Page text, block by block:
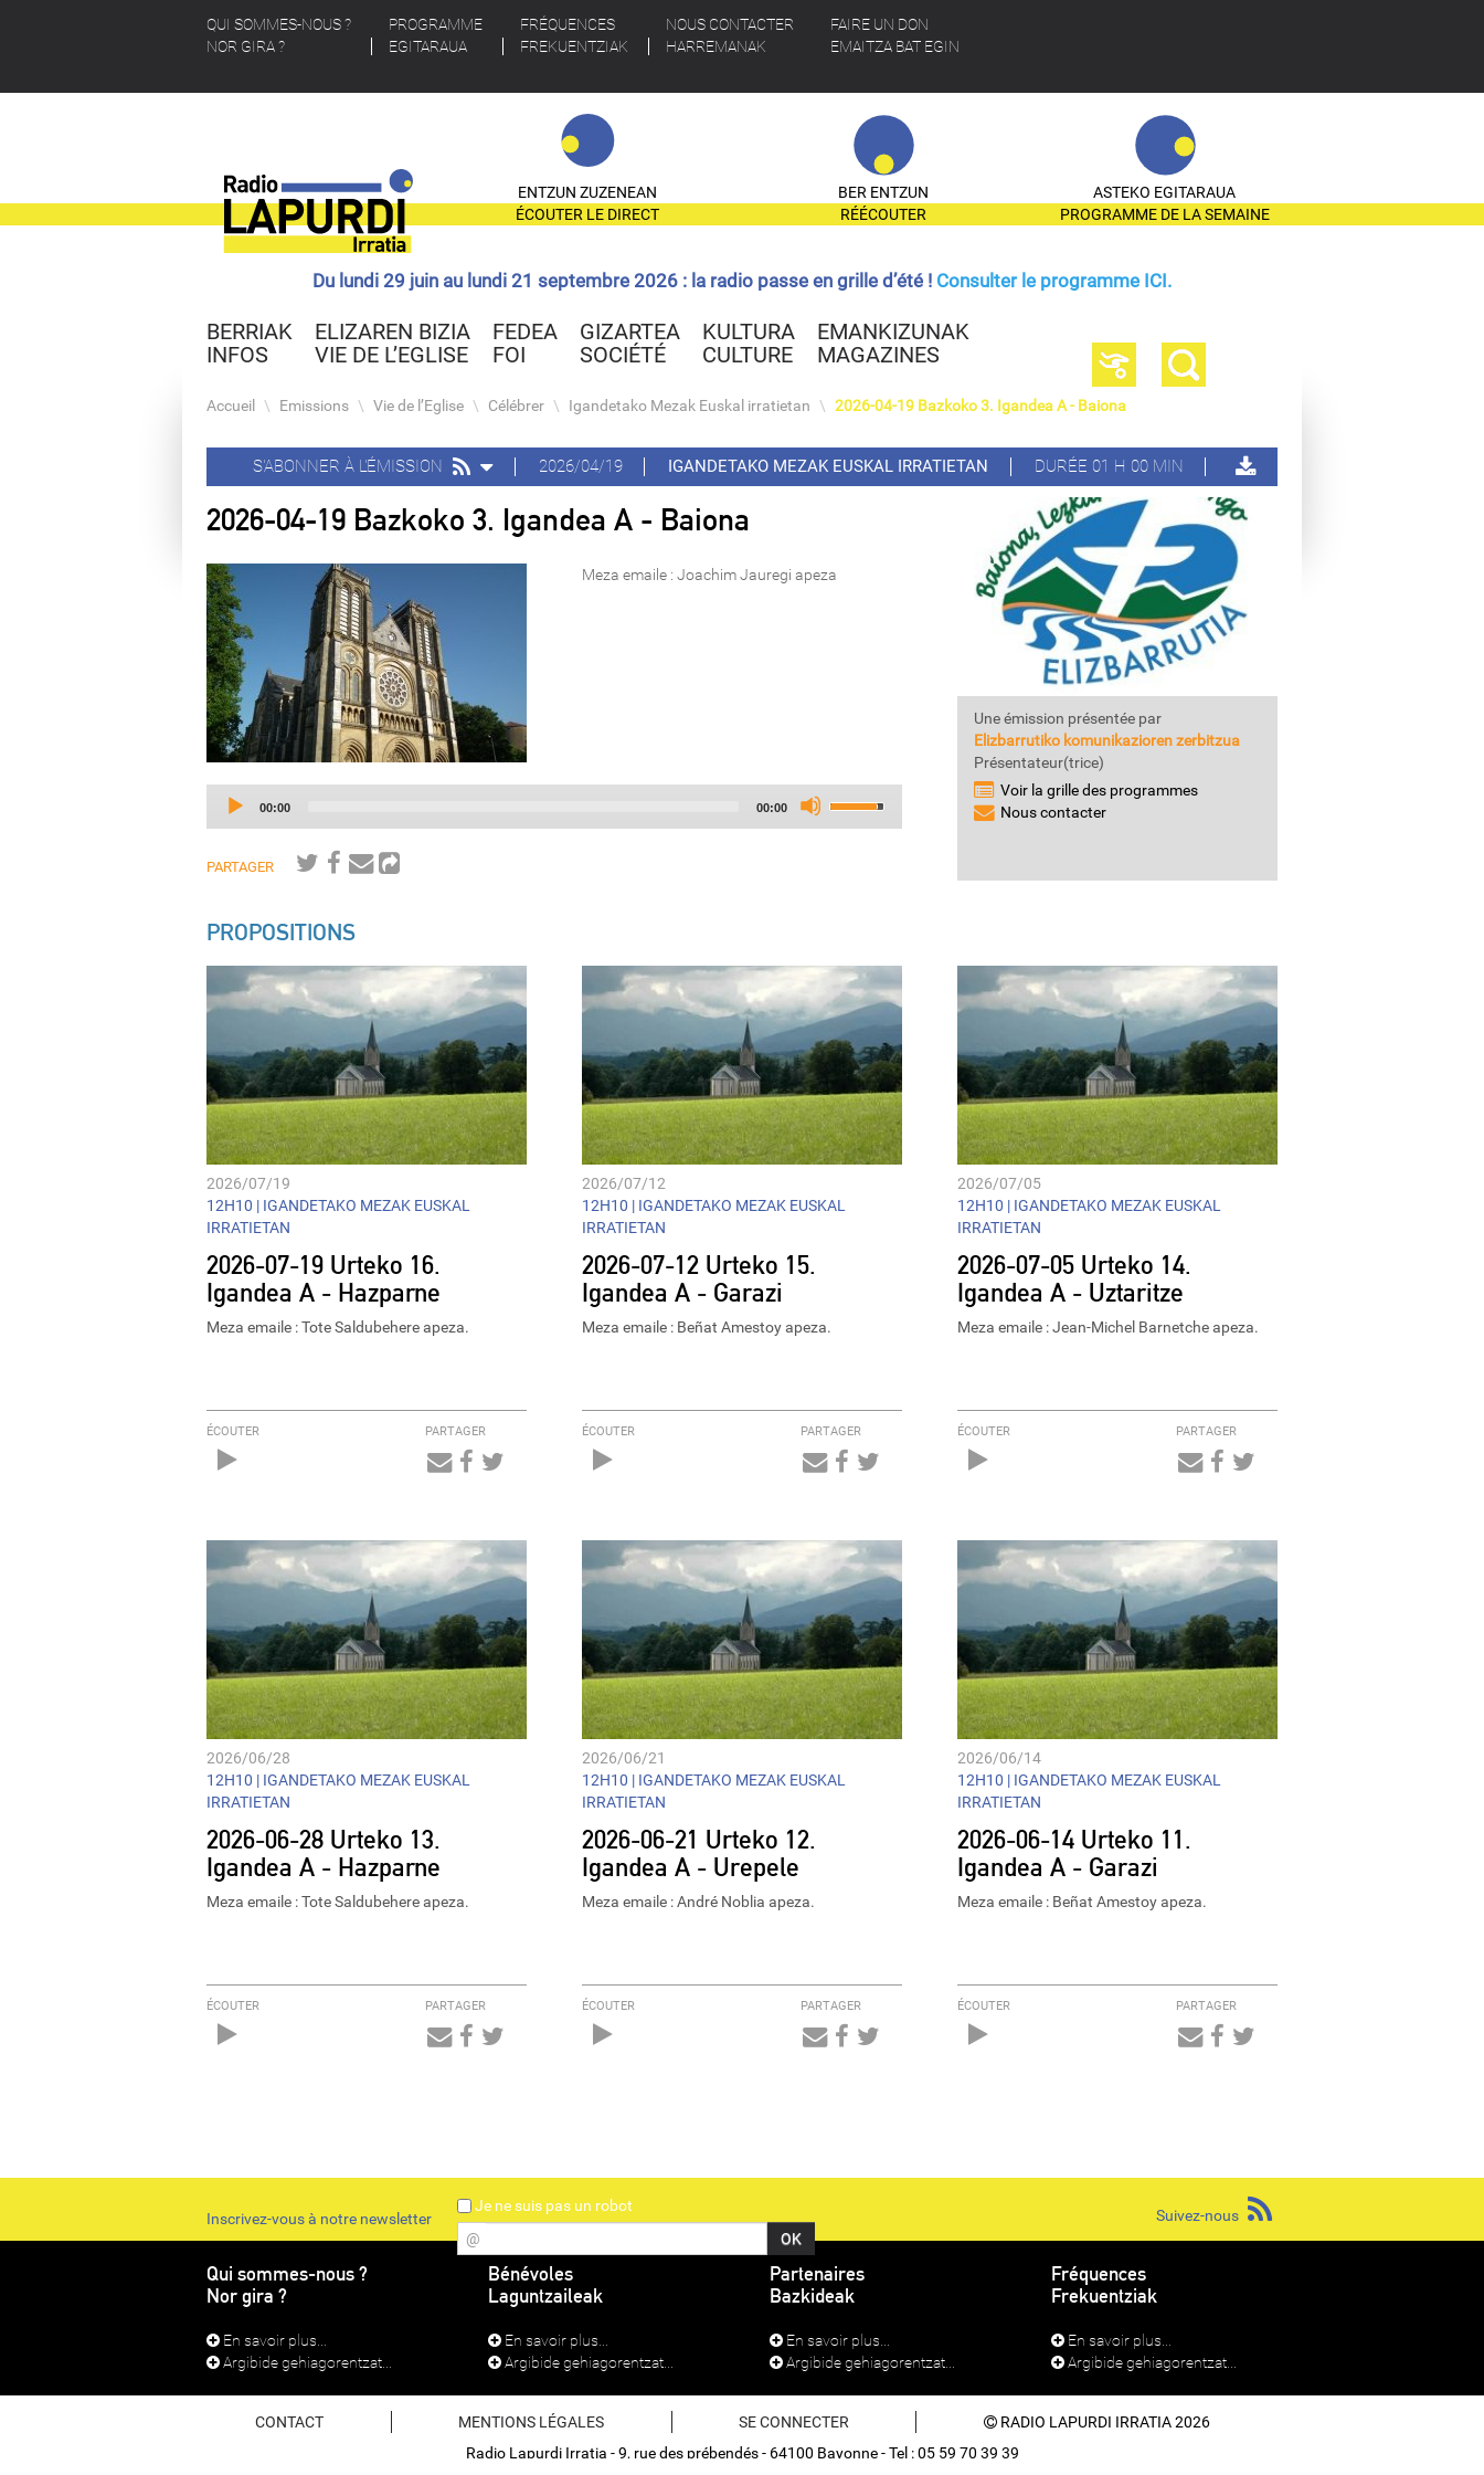
QUI SOMMES-NOUS ?
NOR GIRA ?
PROGRAMME
EGITARAUA
FRÉQUENCES
FREKUENTZIAK
NOUS CONTACTER
HARREMANAK
FAIRE UN DON
EMAITZA BAT EGIN
ENTZUN ZUZENEAN
ÉCOUTER LE DIRECT
BER ENTZUN
RÉÉCOUTER
ASTEKO EGITARAUA
PROGRAMME DE LA SEMAINE
Du lundi 29 juin au lundi 21 septembre 2026 : la radio passe en grille d’été ! Consulter le programme ICI.
BERRIAK
INFOS
ELIZAREN BIZIA
VIE DE L’EGLISE
FEDEA
FOI
GIZARTEA
SOCIÉTÉ
KULTURA
CULTURE
EMANKIZUNAK
MAGAZINES
Accueil \ Emissions \ Vie de l’Eglise \ Célébrer \ Igandetako Mezak Euskal irratietan \ 2026-04-19 Bazkoko 3. Igandea A - Baiona
S'ABONNER À L'ÉMISSION 2026/04/19 IGANDETAKO MEZAK EUSKAL IRRATIETAN DURÉE 01 H 00 MIN
2026-04-19 Bazkoko 3. Igandea A - Baiona
Meza emaile : Joachim Jauregi apeza
Current
00:00
Total
00:00
Up/Down
volume.
PARTAGER
Une émission présentée par
Elizbarrutiko komunikazioren zerbitzua
Présentateur(trice)
Voir la grille des programmes
Nous contacter
PROPOSITIONS
2026/07/19
12H10 | IGANDETAKO MEZAK EUSKAL
IRRATIETAN
2026-07-19 Urteko 16.
Igandea A - Hazparne
Meza emaile : Tote Saldubehere apeza.
ÉCOUTER PARTAGER
2026/07/12
12H10 | IGANDETAKO MEZAK EUSKAL
IRRATIETAN
2026-07-12 Urteko 15.
Igandea A - Garazi
Meza emaile : Beñat Amestoy apeza.
ÉCOUTER PARTAGER
2026/07/05
12H10 | IGANDETAKO MEZAK EUSKAL
IRRATIETAN
2026-07-05 Urteko 14.
Igandea A - Uztaritze
Meza emaile : Jean-Michel Barnetche apeza.
ÉCOUTER PARTAGER
2026/06/28
12H10 | IGANDETAKO MEZAK EUSKAL
IRRATIETAN
2026-06-28 Urteko 13.
Igandea A - Hazparne
Meza emaile : Tote Saldubehere apeza.
ÉCOUTER PARTAGER
2026/06/21
12H10 | IGANDETAKO MEZAK EUSKAL
IRRATIETAN
2026-06-21 Urteko 12.
Igandea A - Urepele
Meza emaile : André Noblia apeza.
ÉCOUTER PARTAGER
2026/06/14
12H10 | IGANDETAKO MEZAK EUSKAL
IRRATIETAN
2026-06-14 Urteko 11.
Igandea A - Garazi
Meza emaile : Beñat Amestoy apeza.
ÉCOUTER PARTAGER
Inscrivez-vous à notre newsletter
Je ne suis pas un robot
@
Suivez-nous
Qui sommes-nous ?
Nor gira ?
En savoir plus...
Argibide gehiagorentzat...
Bénévoles
Laguntzaileak
En savoir plus...
Argibide gehiagorentzat...
Partenaires
Bazkideak
En savoir plus...
Argibide gehiagorentzat...
Fréquences
Frekuentziak
En savoir plus...
Argibide gehiagorentzat...
CONTACT MENTIONS LÉGALES SE CONNECTER
RADIO LAPURDI IRRATIA 2026
Radio Lapurdi Irratia - 9, rue des prébendés - 64100 Bayonne - Tel : 05 59 70 39 39